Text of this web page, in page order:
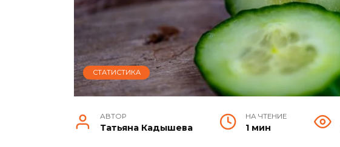
СТАТИСТИКА
АВТОР
Татьяна Кадышева
НА ЧТЕНИЕ
1 мин